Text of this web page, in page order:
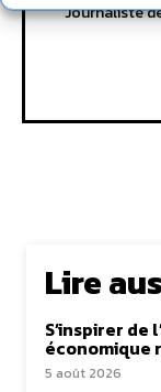
Journaliste
Lire
S’inspirer de
économique
5 août 2026